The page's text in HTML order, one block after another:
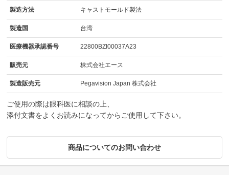
製造方法 キャストモールド製法
製造国 台湾
医療機器承認番号 22800BZI00037A23
販売元 株式会社エース
製造販売元 Pegavision Japan 株式会社
ご使用の際は眼科医に相談の上、
添付文書をよくお読みになってからご使用して下さい。
商品についてのお問い合わせ